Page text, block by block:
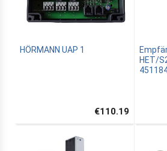
HÖRMANN UAP 1
€110.19
HET/